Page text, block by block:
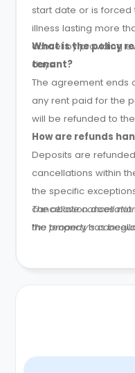
start date or is
illness lasting more
cancel by providing
days.
What is the policy
tenant?
The agreement ends
any rent paid for the
will be refunded to
How are refunds
Deposits are
cancellations within
the specific
cancellation does
the tenancy has
The above
the property’s
be a few changes